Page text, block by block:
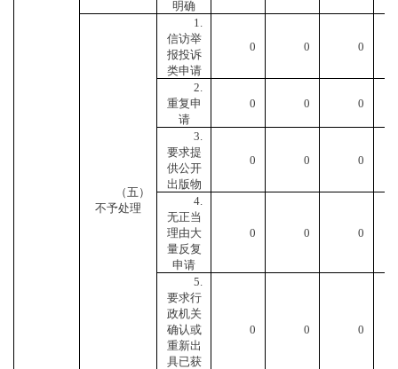
明确
（五）
不予处理
1.
信访举
报投诉
类申请
0 0 0
2.
重复申
请
0 0 0
3.
要求提
供公开
出版物
0 0 0
4.
无正当
理由大
量反复
申请
0 0 0
5.
要求行
政机关
确认或
重新出
具已获
0 0 0